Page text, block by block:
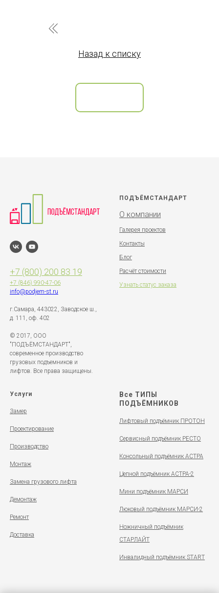
Назад к списку
+7 (800) 200 83 19
+7 (846) 990-47-06
info@podjem-st.ru
г.Самара, 443022, Заводское ш.,
д. 111, оф. 402
© 2017, ООО
"ПОДЪЁМСТАНДАРТ",
современное производство
грузовых подъемников и
лифтов. Все права защищены.
ПОДЪЁМСТАНДАРТ
О компании
Галерея проектов
Контакты
Блог
Расчёт стоимости
Узнать статус заказа
Услуги
Замер
Проектирование
Производство
Монтаж
Замена грузового лифта
Демонтаж
Ремонт
Доставка
Все ТИПЫ
ПОДЪЁМНИКОВ
Лифтовый подъёмник ПРОТОН
Сервисный подъёмник РЕСТО
Консольный подъёмник АСТРА
Цепной подъёмник АСТРА-2
Мини подъёмник МАРСИ
Люковый подъёмник МАРСИ-2
Ножничный подъёмник
СТАРЛАЙТ
Инвалидный подъёмник START